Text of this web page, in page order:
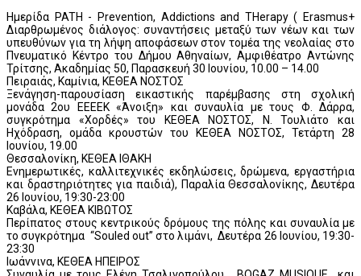
Ημερίδα PATH - Prevention, Addictions and THerapy ( Εrasmus+
Διαρθρωμένος διάλογος: συναντήσεις μεταξύ των νέων και των
υπευθύνων για τη λήψη αποφάσεων στον τομέα της νεολαίας στο
Πνευματικό Κέντρο του Δήμου Αθηναίων, Αμφιθέατρο Αντώνης
Τρίτσης, Ακαδημίας 50, Παρασκευή 30 Ιουνίου, 10.00 – 14.00
Πειραιάς, Καμίνια, ΚΕΘΕΑ ΝΟΣΤΟΣ
Ξενάγηση-παρουσίαση εικαστικής παρέμβασης στη σχολική
μονάδα 2ου ΕΕΕΕΚ «Άνοιξη» και συναυλία με τους Φ. Δάρρα,
συγκρότημα «Χορδές» του ΚΕΘΕΑ ΝΟΣΤΟΣ, Ν. Τουλιάτο και
Ηχόδραση, ομάδα κρουστών του ΚΕΘΕΑ ΝΟΣΤΟΣ, Τετάρτη 28
Ιουνίου, 19.00
Θεσσαλονίκη, ΚΕΘΕΑ ΙΘΑΚΗ
Ενημερωτικές, καλλιτεχνικές εκδηλώσεις, δρώμενα, εργαστήρια
και δραστηριότητες για παιδιά), Παραλία Θεσσαλονίκης, Δευτέρα
26 Ιουνίου, 19:30-23:00
Καβάλα, ΚΕΘΕΑ ΚΙΒΩΤΟΣ
Περίπατος στους κεντρικούς δρόμους της πόλης και συναυλία με
το συγκρότημα “Souled out” στο λιμάνι, Δευτέρα 26 Ιουνίου, 19:30-
23:30
Ιωάννινα, ΚΕΘΕΑ ΗΠΕΙΡΟΣ